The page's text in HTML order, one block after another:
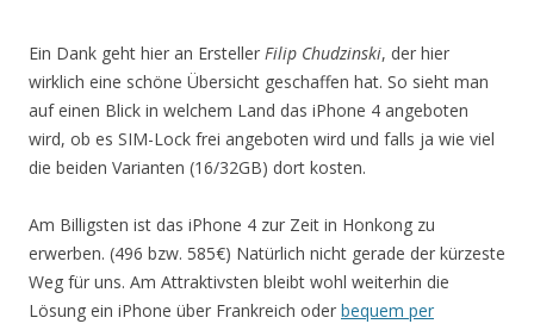
Ein Dank geht hier an Ersteller Filip Chudzinski, der hier
wirklich eine schöne Übersicht geschaffen hat. So sieht man
auf einen Blick in welchem Land das iPhone 4 angeboten
wird, ob es SIM-Lock frei angeboten wird und falls ja wie viel
die beiden Varianten (16/32GB) dort kosten.
Am Billigsten ist das iPhone 4 zur Zeit in Honkong zu
erwerben. (496 bzw. 585€) Natürlich nicht gerade der kürzeste
Weg für uns. Am Attraktivsten bleibt wohl weiterhin die
Lösung ein iPhone über Frankreich oder bequem per